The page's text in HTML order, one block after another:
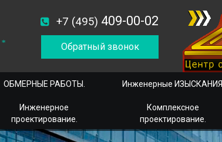
*
+7 (495) 409-00-02
Обратный звонок
ОБМЕРНЫЕ РАБОТЫ. Инженерные ИЗЫСКАНИЯ.
Инженерное
проектирование.
Комплексное
проектирование.